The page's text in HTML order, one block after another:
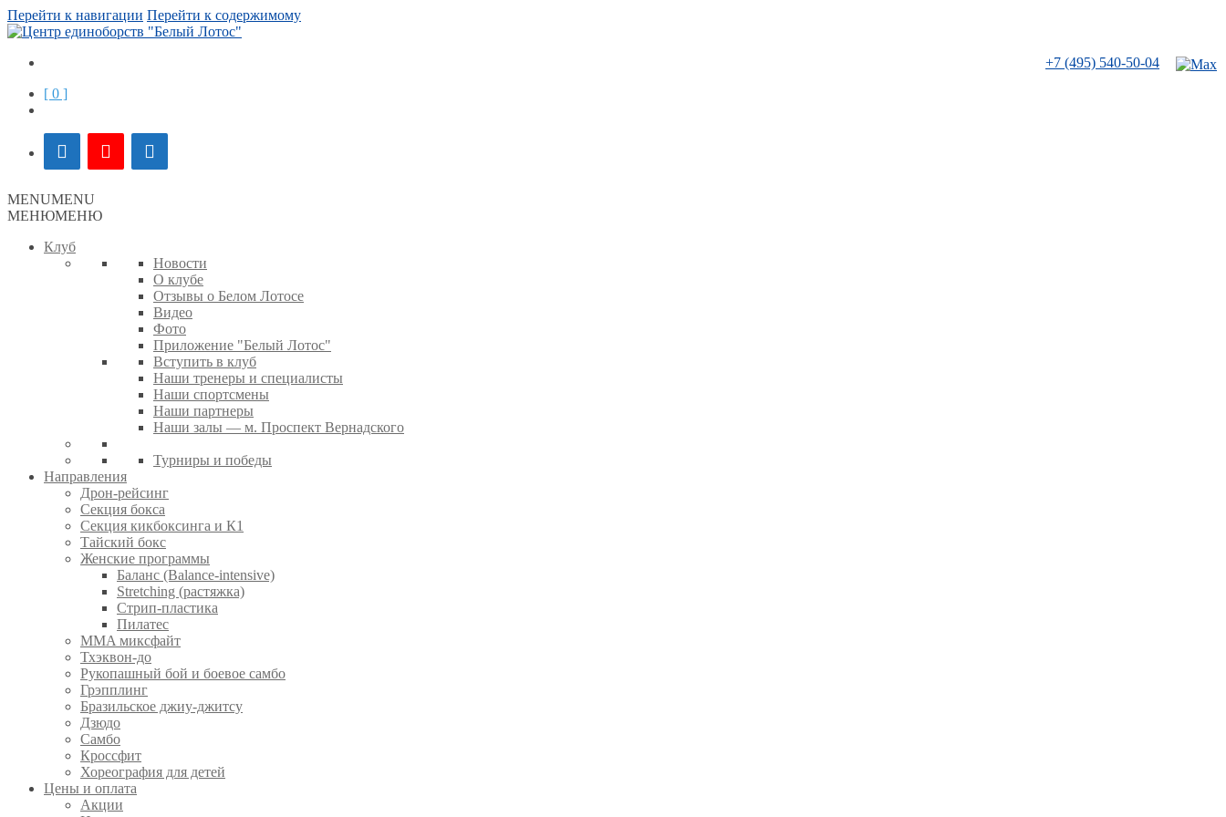
Перейти к навигации Перейти к содержимому
+7 (495) 540-50-04
[ 0 ]
MENUMENU
МЕНЮМЕНЮ
Клуб
Новости
О клубе
Отзывы о Белом Лотосе
Видео
Фото
Приложение "Белый Лотос"
Вступить в клуб
Наши тренеры и специалисты
Наши спортсмены
Наши партнеры
Наши залы — м. Проспект Вернадского
Турниры и победы
Направления
Дрон-рейсинг
Секция бокса
Секция кикбоксинга и К1
Тайский бокс
Женские программы
Баланс (Balance-intensive)
Stretching (растяжка)
Стрип-пластика
Пилатес
MMA миксфайт
Тхэквон-до
Рукопашный бой и боевое самбо
Грэпплинг
Бразильское джиу-джитсу
Дзюдо
Самбо
Кроссфит
Хореография для детей
Цены и оплата
Акции